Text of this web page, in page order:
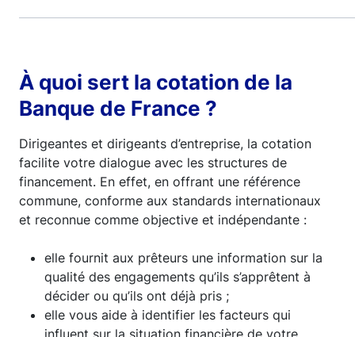
À quoi sert la cotation de la
Banque de France ?
Dirigeantes et dirigeants d’entreprise, la cotation
facilite votre dialogue avec les structures de
financement. En effet, en offrant une référence
commune, conforme aux standards internationaux
et reconnue comme objective et indépendante :
elle fournit aux prêteurs une information sur la
qualité des engagements qu’ils s’apprêtent à
décider ou qu’ils ont déjà pris ;
elle vous aide à identifier les facteurs qui
influent sur la situation financière de votre